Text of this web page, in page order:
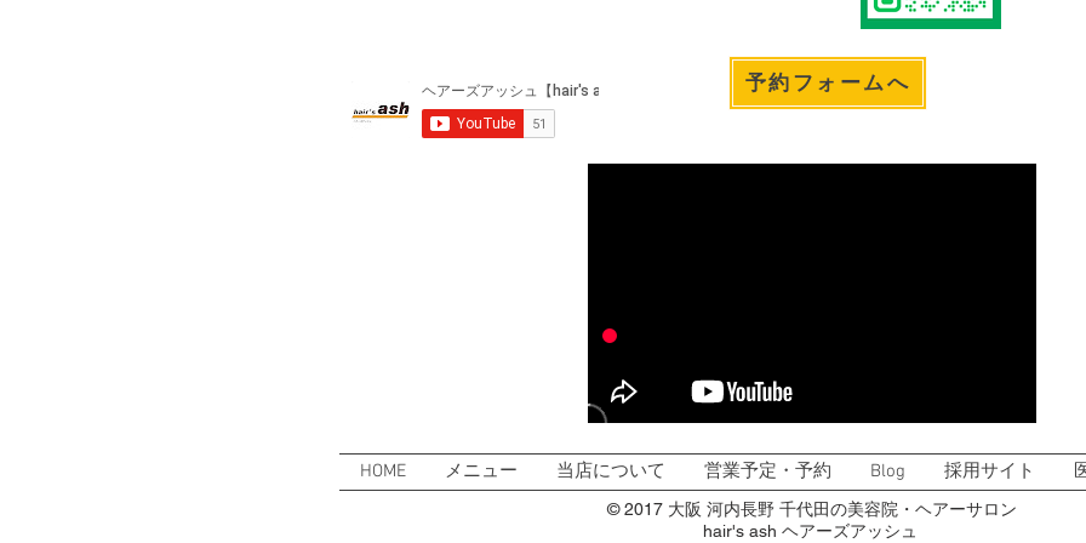
予約フォームへ
HOME メニュー 当店について 営業予定・予約 Blog 採用サイト
© 2017 大阪 河内長野 千代田の美容院・ヘアーサロン
hair's ash ヘアーズアッシュ